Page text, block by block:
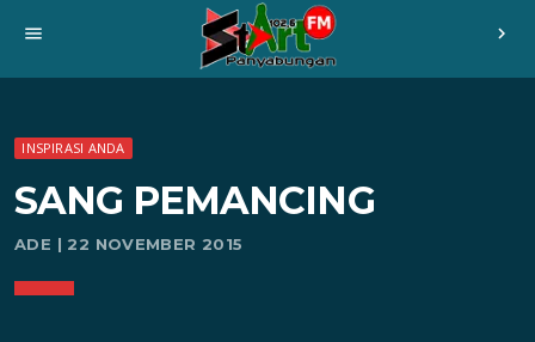
menu chevron_right
INSPIRASI ANDA
SANG PEMANCING
ADE | 22 NOVEMBER 2015